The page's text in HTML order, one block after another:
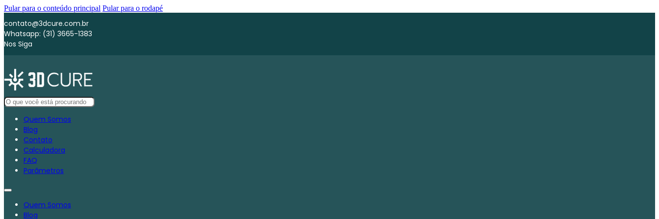
Pular para o conteúdo principal Pular para o rodapé
contato@3dcure.com.br
Whatsapp: (31) 3665-1383
Nos Siga
Quem Somos
Blog
Contato
Calculadora
FAQ
Parâmetros
Quem Somos
Blog